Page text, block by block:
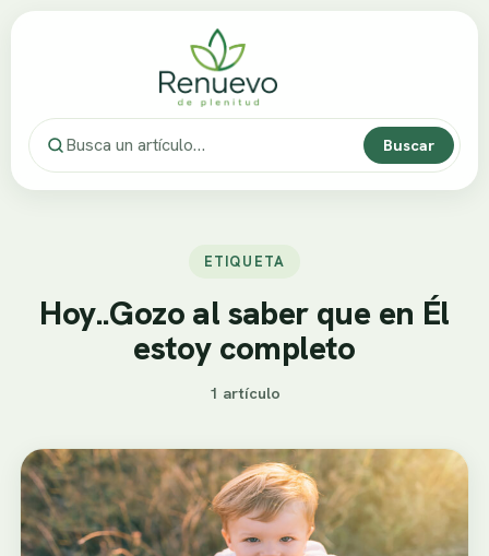
Buscar
ETIQUETA
Hoy..Gozo al saber que en Él
estoy completo
1 artículo